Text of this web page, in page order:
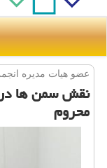
عضو هیات مدیره
نقش سمن ها در
محروم